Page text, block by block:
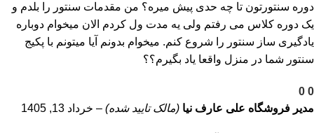
دوره سنتورتون تا چه حدی پیش میره؟ من مقدمات سنتور را بلدم و
یک دوره کلاس می رفتم ولی یه مدت ول کردم الان میخوام دوباره
یادگیری ساز سنتور را شروع کنم. میخوام بدونم آیا میتونم با پکیج
سنتور شما در منزل واقعا یاد بگیرم؟؟
0
0
مدیر فروشگاه علی عارف نیا (مالک تایید شده) – خرداد 13, 1405